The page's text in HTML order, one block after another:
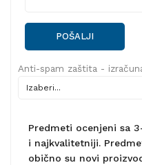
POŠALJI
Anti-spam zaštita -
Predmeti ocenjeni sa
i najkvalitetniji.
obično su novi